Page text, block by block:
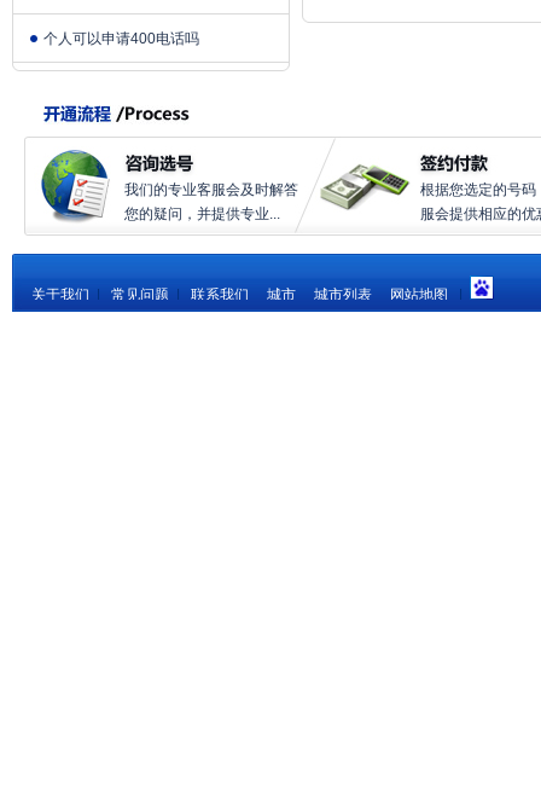
个人可以申请400电话吗
我们的专业客服会及时解答
您的疑问，并提供专业...
根据您选定的号码
服会提供相应的优
关于我们 常见问题 联系我们 城市 城市列表 网站地图